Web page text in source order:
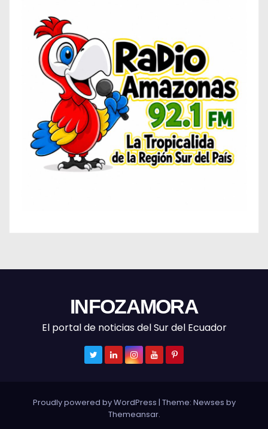
INFOZAMORA
El portal de noticias del Sur del Ecuador
Proudly powered by WordPress | Theme: Newses by
Themeansar.